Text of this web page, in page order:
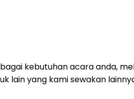
kebutuhan acara anda,
lain yang kami sewakan